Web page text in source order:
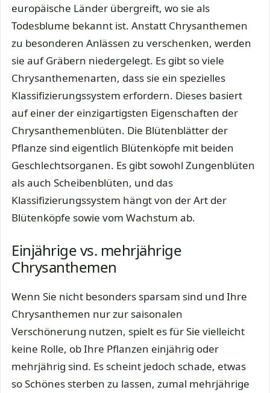
europäische Länder übergreift, wo sie als
Todesblume bekannt ist. Anstatt Chrysanthemen
zu besonderen Anlässen zu verschenken, werden
sie auf Gräbern niedergelegt. Es gibt so viele
Chrysanthemenarten, dass sie ein spezielles
Klassifizierungssystem erfordern. Dieses basiert
auf einer der einzigartigsten Eigenschaften der
Chrysanthemenblüten. Die Blütenblätter der
Pflanze sind eigentlich Blütenköpfe mit beiden
Geschlechtsorganen. Es gibt sowohl Zungenblüten
als auch Scheibenblüten, und das
Klassifizierungssystem hängt von der Art der
Blütenköpfe sowie vom Wachstum ab.
Einjährige vs. mehrjährige
Chrysanthemen
Wenn Sie nicht besonders sparsam sind und Ihre
Chrysanthemen nur zur saisonalen
Verschönerung nutzen, spielt es für Sie vielleicht
keine Rolle, ob Ihre Pflanzen einjährig oder
mehrjährig sind. Es scheint jedoch schade, etwas
so Schönes sterben zu lassen, zumal mehrjährige